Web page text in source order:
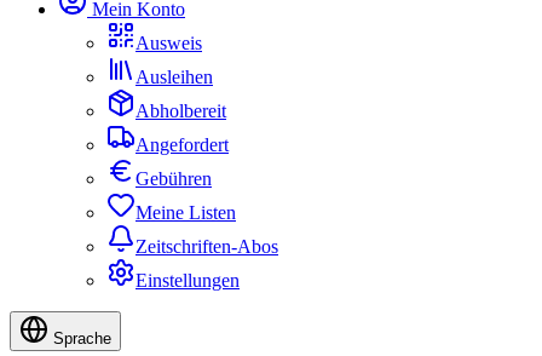
Mein Konto
Ausweis
Ausleihen
Abholbereit
Angefordert
Gebühren
Meine Listen
Zeitschriften-Abos
Einstellungen
Sprache